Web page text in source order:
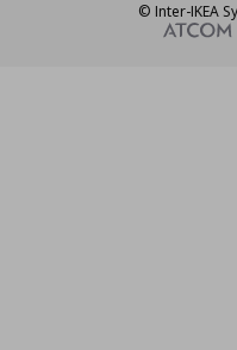
© Inter-IKEA